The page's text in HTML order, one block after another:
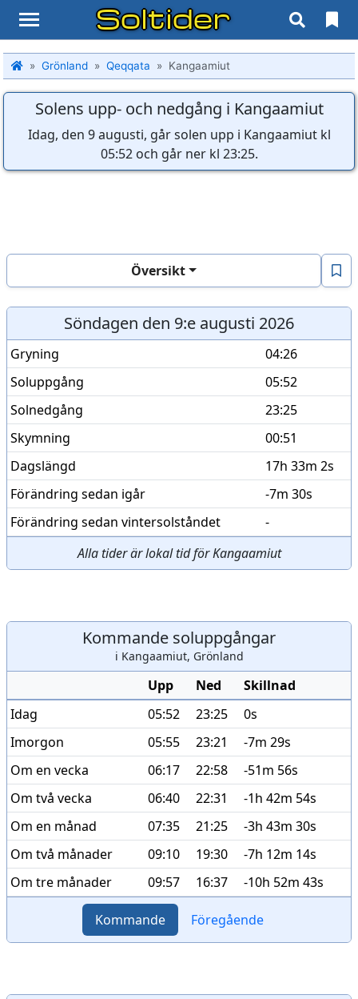
Soltider
Grönland Qeqqata Kangaamiut
Solens upp- och nedgång i Kangaamiut
Idag, den 9 augusti, går solen upp i Kangaamiut kl
05:52 och går ner kl 23:25.
Översikt
Söndagen den 9:e augusti 2026
Gryning
04:26
Soluppgång
05:52
Solnedgång
23:25
Skymning
00:51
Dagslängd
17h 33m 2s
Förändring sedan igår
-7m 30s
Förändring sedan vintersolståndet
-
Alla tider är lokal tid för Kangaamiut
Kommande soluppgångar
i Kangaamiut, Grönland
Upp Ned
Skillnad
Idag
05:52 23:25
0s
Imorgon
05:55 23:21
-7m 29s
Om en vecka
06:17 22:58
-51m 56s
Om två vecka
06:40 22:31
-1h 42m 54s
Om en månad
07:35 21:25
-3h 43m 30s
Om två månader
09:10 19:30
-7h 12m 14s
Om tre månader
09:57 16:37 -10h 52m 43s
Kommande Föregående